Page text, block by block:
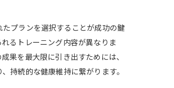
プランを選択することが成功の鍵
るトレーニング内容が異なりま
果を最大限に引き出すためには、
持続的な健康維持に繋がります。